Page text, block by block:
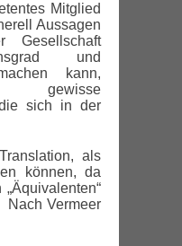
Mitglied
Aussagen
und
kann,
gewisse
die sich in der
als
können, da
Vermeer